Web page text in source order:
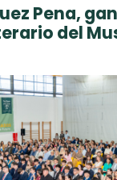
Pena,
del